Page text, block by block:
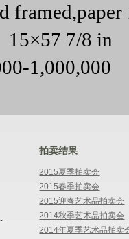
framed,paper
15×57 7/8 in
1,000,000
拍卖结果
2015夏季拍卖会
2015春季拍卖会
2015迎春艺术品拍卖会
2014秋季艺术品拍卖会
2014年夏季艺术品拍卖